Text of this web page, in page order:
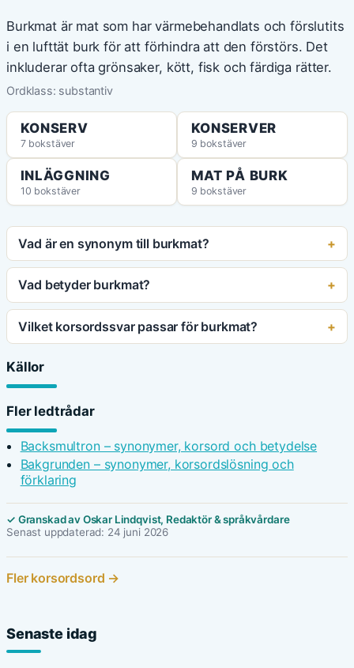
Burkmat är mat som har värmebehandlats och förslutits
i en lufttät burk för att förhindra att den förstörs. Det
inkluderar ofta grönsaker, kött, fisk och färdiga rätter.
Ordklass: substantiv
KONSERV
7 bokstäver
KONSERVER
9 bokstäver
INLÄGGNING
10 bokstäver
MAT PÅ BURK
9 bokstäver
Vad är en synonym till burkmat?
Vad betyder burkmat?
Vilket korsordssvar passar för burkmat?
Källor
Fler ledtrådar
Backsmultron – synonymer, korsord och betydelse
Bakgrunden – synonymer, korsordslösning och
förklaring
✓ Granskad av Oskar Lindqvist, Redaktör & språkvårdare
Senast uppdaterad: 24 juni 2026
Fler korsordsord →
Senaste idag